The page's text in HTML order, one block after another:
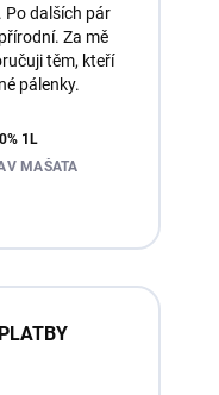
Po dalších pár
Za mě
těm, kteří
pálenky.
1L
MAŠATA